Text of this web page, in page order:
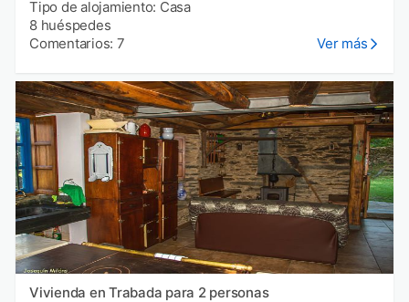
Tipo de alojamiento: Casa
8 huéspedes
Comentarios: 7
Ver más
Vivienda en Trabada para 2 personas